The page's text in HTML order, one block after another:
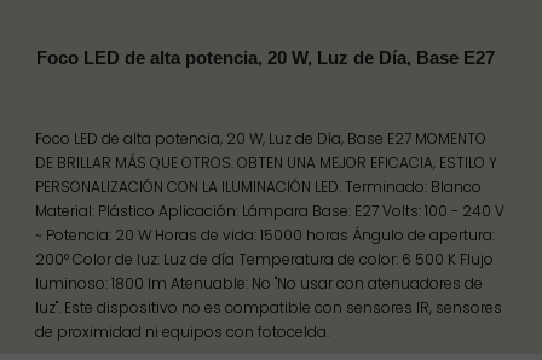
Foco LED de alta potencia, 20 W, Luz de Día, Base E27
Foco LED de alta potencia, 20 W, Luz de Día, Base E27 MOMENTO
DE BRILLAR MÁS QUE OTROS. OBTEN UNA MEJOR EFICACIA, ESTILO Y
PERSONALIZACIÓN CON LA ILUMINACIÓN LED. Terminado: Blanco
Material: Plástico Aplicación: Lámpara Base: E27 Volts: 100 - 240 V
~ Potencia: 20 W Horas de vida: 15000 horas Ángulo de apertura:
200° Color de luz: Luz de día Temperatura de color: 6 500 K Flujo
luminoso: 1800 lm Atenuable: No "No usar con atenuadores de
luz". Este dispositivo no es compatible con sensores IR, sensores
de proximidad ni equipos con fotocelda.